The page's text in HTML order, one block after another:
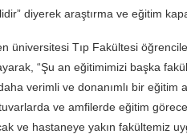
diyerek araştırma ve eğitim
üniversitesi Tıp Fakültesi
“Şu an eğitimimizi başka
verimli ve donanımlı bir eğitim
ve amfilerde eğitim
ve hastaneye yakın fakültemiz